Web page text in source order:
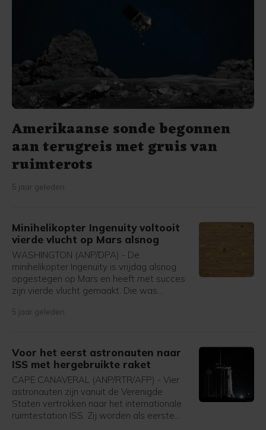
Amerikaanse sonde begonnen
aan terugreis met gruis van
ruimterots
5 jaar geleden
Minihelikopter Ingenuity voltooit
vierde vlucht op Mars alsnog
WASHINGTON (ANP/DPA) - De
minihelikopter Ingenuity is vrijdag alsnog
opgestegen op Mars en heeft met succes
zijn vierde vlucht gemaakt. Die was
voorgaande keren. Donderdag ging er iets
probleem uit eerdere tests. Een dag lukte
het in de herkansing wel.
5 jaar geleden
Voor het eerst astronauten naar
ISS met hergebruikte raket
CAPE CANAVERAL (ANP/RTR/AFP) - Vier
astronauten zijn vanuit de Verenigde
Staten vertrokken naar het internationale
ruimtestation ISS. Zij worden als eerste